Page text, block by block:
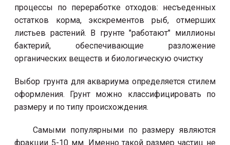
процессы по переработке отходов: несъеденных
остатков корма, экскрементов рыб, отмерших
листьев растений. В грунте "работают" миллионы
бактерий, обеспечивающие разложение
органических веществ и биологическую очистку
Выбор грунта для аквариума определяется стилем
оформления. Грунт можно классифицировать по
размеру и по типу происхождения.
Самыми популярными по размеру являются
фракции 5-10 мм. Именно такой размер частиц не